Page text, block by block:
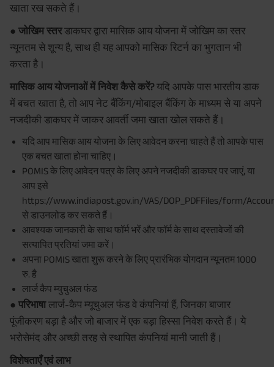
खाता रख सकते हैं।
● जोखिम स्तरडाकघर द्वारा मासिक आय योजना में जोखिम का स्तर
न्यूनतम से शून्य है, साथ ही यह आपको मासिक रिटर्न का भुगतान भी
करता है।
मासिक आय योजनाओं में निवेश कैसे करें? यदि आपके पास भारतीय डाक
में बचत खाता है, तो आप नेट बैंकिंग/मोबाइल बैंकिंग के माध्यम से या अपने
नजदीकी डाकघर में जाकर आवर्ती जमा खाता खोल सकते हैं।
यदि आप मासिक आय योजना के लिए आवेदन करना चाहते हैं तो आपके पास
एक बचत खाता होना चाहिए।
POMIS के लिए आवेदन पत्र के लिए अपने नजदीकी डाकघर पर जाएं, या
आप इसे
https://www.indiapost.gov.in/VAS/DOP_PDFFiles/form/
से डाउनलोड कर सकते हैं।
आवश्यक जानकारी के साथ फॉर्म भरें और फॉर्म के साथ दस्तावेजों की
सत्यापित प्रतियां जमा करें।
अपना POMIS खाता शुरू करने के लिए प्रारंभिक योगदान न्यूनतम 1000
रु. है
लार्ज कैप म्युचुअल फंड
● परिभाषालार्ज-कैप म्यूचुअल फंड वे कंपनियां हैं, जिनका बाजार
पूंजीकरण बड़ा है और जो बाजार में एक बड़ा हिस्सा निवेश करते हैं। ये
भरोसेमंद और अच्छी तरह से स्थापित कंपनियां मानी जाती हैं।
विशेषताएँ एवं लाभ